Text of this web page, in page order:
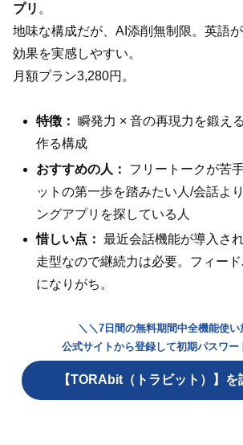
プリ 。
地味な構成だが、AI添削無制限。英語
効果を実感しやすい。
月額プラン3,280円。
特徴：
瞬発力 × 音の再現力を鍛え
作る構成
おすすめの人：
フリートークが苦
ットの第一歩を踏みたい人/会話よ
ングアプリを探している人
惜しい点： 最近会話機能が導入さ
走型なので継続力は必要。フィー
になりがち。
＼＼7日間の無料期間中全機能使い
公式サイトから登録して初期パスワー
【TORAbit（トラビット）】を